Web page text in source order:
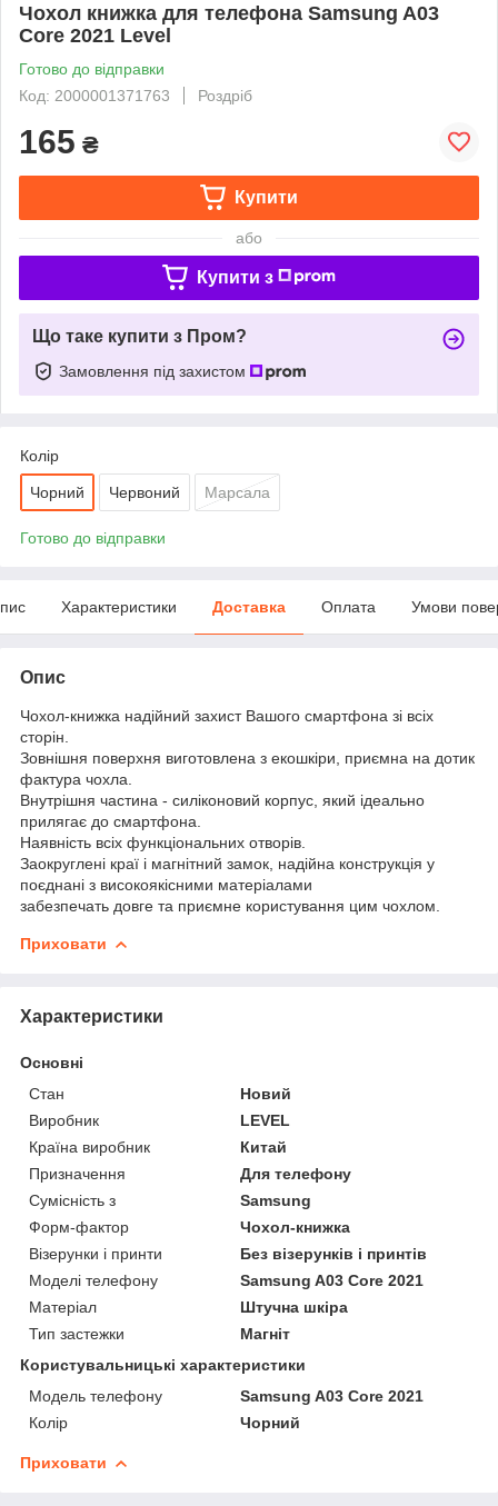
Чохол книжка для телефона Samsung A03
Core 2021 Level
Готово до відправки
Код: 2000001371763
Роздріб
165 ₴
Купити
або
Купити з
Що таке купити з Пром?
Замовлення під захистом
Колір
Чорний Червоний Марсала
Готово до відправки
Характеристики Доставка Оплата Умови
Опис
Чохол-книжка надійний захист Вашого смартфона зі всіх
сторін.
Зовнішня поверхня виготовлена з екошкіри, приємна на дотик
фактура чохла.
Внутрішня частина - силіконовий корпус, який ідеально
прилягає до смартфона.
Наявність всіх функціональних отворів.
Заокруглені краї і магнітний замок, надійна конструкція у
поєднані з високоякісними матеріалами
забезпечать довге та приємне користування цим чохлом.
Приховати
Характеристики
Основні
Стан
Новий
Виробник
LEVEL
Країна виробник
Китай
Призначення
Для телефону
Сумісність з
Samsung
Форм-фактор
Чохол-книжка
Візерунки і принти
Без візерунків і принтів
Моделі телефону
Samsung A03 Core 2021
Матеріал
Штучна шкіра
Тип застежки
Магніт
Користувальницькі характеристики
Модель телефону
Samsung A03 Core 2021
Колір
Чорний
Приховати